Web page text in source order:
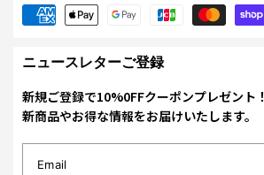
ニュースレターご登録
新規ご登録で10%0FFクーポンプレゼント！
新商品やお得な情報をお届けいたします。
Email